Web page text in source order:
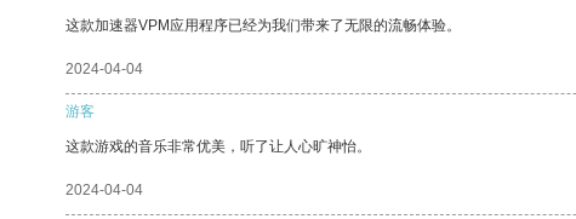
这款加速器VPM应用程序已经为我们带来了无限的流畅体验。
2024-04-04
游客
这款游戏的音乐非常优美，听了让人心旷神怡。
2024-04-04